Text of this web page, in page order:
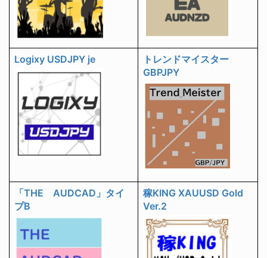
Logixy USDJPY je
トレンドマイスター
GBPJPY
「THE AUDCAD」タイ
プB
稼KING XAUUSD Gold
Ver.2